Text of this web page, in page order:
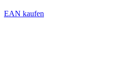
EAN kaufen